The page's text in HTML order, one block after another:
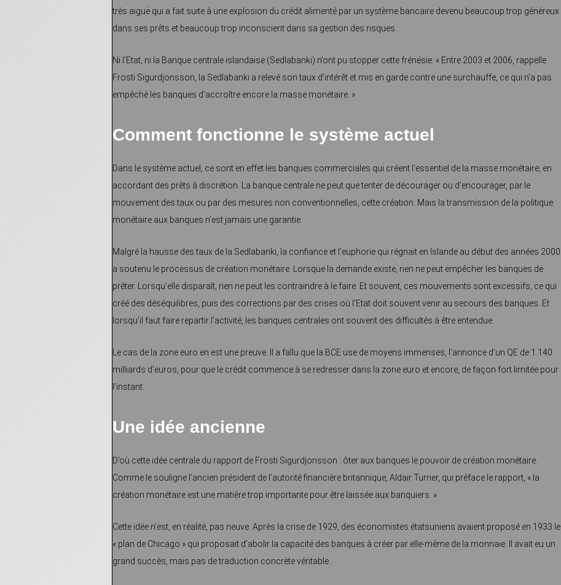
très aiguë qui a fait suite à une explosion du crédit alimenté par un système bancaire devenu beaucoup trop généreux
dans ses prêts et beaucoup trop inconscient dans sa gestion des risques.
Ni l’Etat, ni la Banque centrale islandaise (Sedlabanki) n’ont pu stopper cette frénésie. « Entre 2003 et 2006, rappelle
Frosti Sigurdjonsson, la Sedlabanki a relevé son taux d’intérêt et mis en garde contre une surchauffe, ce qui n’a pas
empêché les banques d’accroître encore la masse monétaire. »
Comment fonctionne le système actuel
Dans le système actuel, ce sont en effet les banques commerciales qui créent l’essentiel de la masse monétaire, en
accordant des prêts à discrétion. La banque centrale ne peut que tenter de décourager ou d’encourager, par le
mouvement des taux ou par des mesures non conventionnelles, cette création. Mais la transmission de la politique
monétaire aux banques n’est jamais une garantie.
Malgré la hausse des taux de la Sedlabanki, la confiance et l’euphorie qui régnait en Islande au début des années 2000
a soutenu le processus de création monétaire. Lorsque la demande existe, rien ne peut empêcher les banques de
prêter. Lorsqu’elle disparaît, rien ne peut les contraindre à le faire. Et souvent, ces mouvements sont excessifs, ce qui
créé des déséquilibres, puis des corrections par des crises où l’Etat doit souvent venir au secours des banques. Et
lorsqu’il faut faire repartir l’activité, les banques centrales ont souvent des difficultés à être entendue.
Le cas de la zone euro en est une preuve. Il a fallu que la BCE use de moyens immenses, l’annonce d’un QE de 1.140
milliards d’euros, pour que le crédit commence à se redresser dans la zone euro et encore, de façon fort limitée pour
l’instant.
Une idée ancienne
D’où cette idée centrale du rapport de Frosti Sigurdjonsson : ôter aux banques le pouvoir de création monétaire.
Comme le souligne l’ancien président de l’autorité financière britannique, Aldair Turner, qui préface le rapport, « la
création monétaire est une matière trop importante pour être laissée aux banquiers. »
Cette idée n’est, en réalité, pas neuve. Après la crise de 1929, des économistes étatsuniens avaient proposé en 1933 le
« plan de Chicago » qui proposait d’abolir la capacité des banques à créer par elle-même de la monnaie. Il avait eu un
grand succès, mais pas de traduction concrète véritable.